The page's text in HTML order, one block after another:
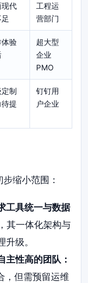
代
工程运
营部门
验
超大型
企业
PMO
制
提
钉钉用
户企业
缩小范围：
工具统一与数据
其一体化架构与
级。
主性高的团队：
但需预留运维